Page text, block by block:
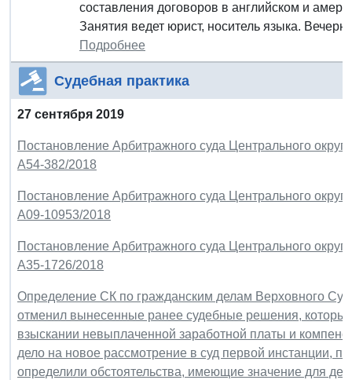
составления договоров в английском и
Занятия ведет юрист, носитель языка.
Подробнее
Судебная практика
27 сентября 2019
Постановление Арбитражного суда Центрального
А54-382/2018
Постановление Арбитражного суда Центрального
А09-10953/2018
Постановление Арбитражного суда Центрального
А35-1726/2018
Определение СК по гражданским делам Верховного
отменил вынесенные ранее судебные решения,
взыскании невыплаченной заработной платы и
дело на новое рассмотрение в суд первой инстанции,
определили обстоятельства, имеющие значение для